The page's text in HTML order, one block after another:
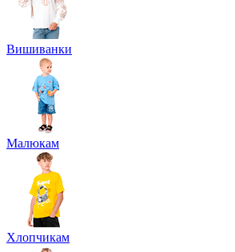
Вишиванки
Малюкам
Хлопчикам